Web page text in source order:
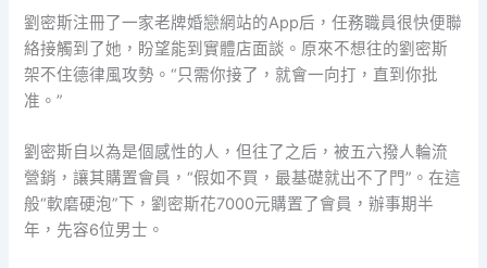
劉密斯注冊了一家老牌婚戀網站的App后，任務職員很快便聯
絡接觸到了她，盼望能到實體店面談。原來不想往的劉密斯
架不住德律風攻勢。“只需你接了，就會一向打，直到你批
准。”
劉密斯自以為是個感性的人，但往了之后，被五六撥人輪流
營銷，讓其購置會員，“假如不買，最基礎就出不了門”。在這
般“軟磨硬泡”下，劉密斯花7000元購置了會員，辦事期半
年，先容6位男士。